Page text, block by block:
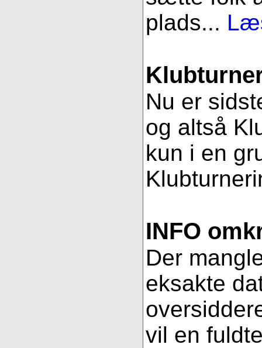
plads...
Nu er
og altså
kun i en
INFO
Der
eksakte
vil en